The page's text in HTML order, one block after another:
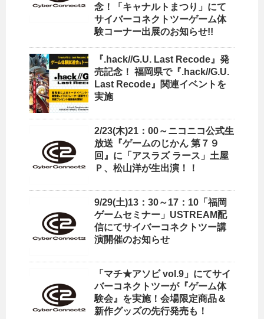
念！「キャナルトまつり」にて
サイバーコネクトツーゲーム体
験コーナー出展のお知らせ!!
『.hack//G.U. Last Recode』発
売記念！ 福岡県で『.hack//G.U.
Last Recode』関連イベントを
実施
2/23(木)21：00～ニコニコ公式生
放送『ゲームのじかん 第７９
回』に「アスラズ ラース」土屋
Ｐ、松山洋が生出演！！
9/29(土)13：30～17：10「福岡
ゲームセミナー」USTREAM配
信にてサイバーコネクトツー講
演開催のお知らせ
「マチ★アソビ vol.9」にてサイ
バーコネクトツーが『ゲーム体
験会』を実施！会場限定商品＆
新作グッズの先行発売も！